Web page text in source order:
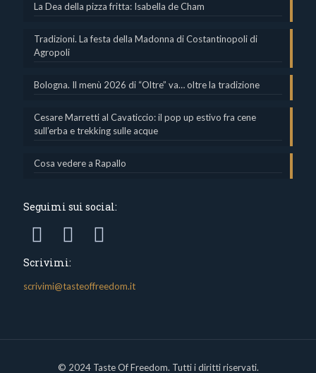
La Dea della pizza fritta: Isabella de Cham
Tradizioni. La festa della Madonna di Costantinopoli di
Agropoli
Bologna. Il menù 2026 di “Oltre” va… oltre la tradizione
Cesare Marretti al Cavaticcio: il pop up estivo fra cene
sull’erba e trekking sulle acque
Cosa vedere a Rapallo
Seguimi sui social:
Scrivimi:
scrivimi@tasteoffreedom.it
© 2024 Taste Of Freedom. Tutti i diritti riservati.